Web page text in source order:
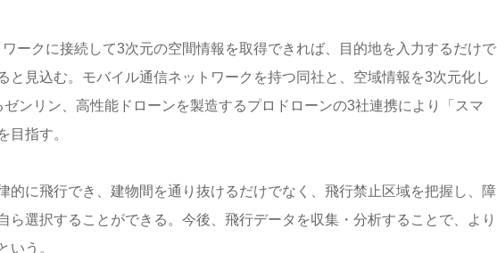
ークに接続して3次元の空間情報を取得できれば、目的地を入力するだけで
と見込む。モバイル通信ネットワークを持つ同社と、空域情報を3次元化し
ンリン、高性能ドローンを製造するプロドローンの3社連携により「スマ
目指す。
的に飛行でき、建物間を通り抜けるだけでなく、飛行禁止区域を把握し、障
ら選択することができる。今後、飛行データを収集・分析することで、より
いう。